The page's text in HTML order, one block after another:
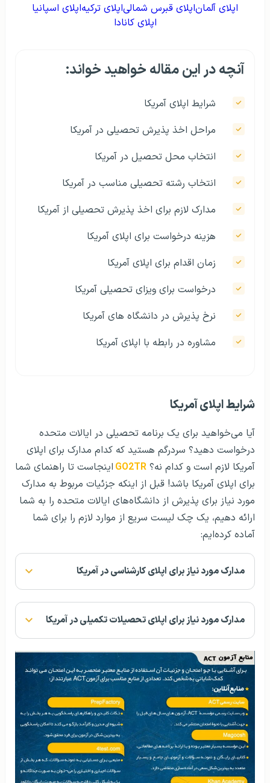
اپلای آلماناپلای قبرس شمالیاپلای ترکیهاپلای اسپانیا
اپلای کانادا
آنچه در این مقاله خواهید خواند:
شرایط اپلای آمریکا
مراحل اخذ پذیرش تحصیلی در آمریکا
انتخاب محل تحصیل در آمریکا
انتخاب رشته تحصیلی مناسب در آمریکا
مدارک لازم برای اخذ پذیرش تحصیلی از آمریکا
هزینه درخواست برای اپلای آمریکا
زمان اقدام برای اپلای آمریکا
درخواست برای ویزای تحصیلی آمریکا
نرخ پذیرش در دانشگاه‌ های آمریکا
مشاوره در رابطه با اپلای آمریکا
شرایط اپلای آمریکا
آیا می‌خواهید برای یک برنامه تحصیلی در ایالات متحده
درخواست دهید؟ سردرگم هستید که کدام مدارک برای اپلای
آمریکا لازم است و کدام نه؟ GO2TR اینجاست تا راهنمای شما
برای اپلای آمریکا باشد! قبل از اینکه جزئیات مربوط به مدارک
مورد نیاز برای پذیرش از دانشگاه‌های ایالات متحده را به شما
ارائه دهیم، یک چک لیست سریع از موارد لازم را برای شما
آماده کرده‌ایم:
مدارک مورد نیاز برای اپلای کارشناسی در آمریکا
مدارک مورد نیاز برای اپلای تحصیلات تکمیلی در آمریکا